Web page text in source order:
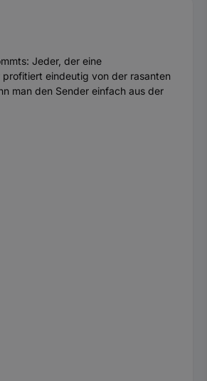
Jeder, der eine
profitiert eindeutig von der rasanten
man den Sender einfach aus der